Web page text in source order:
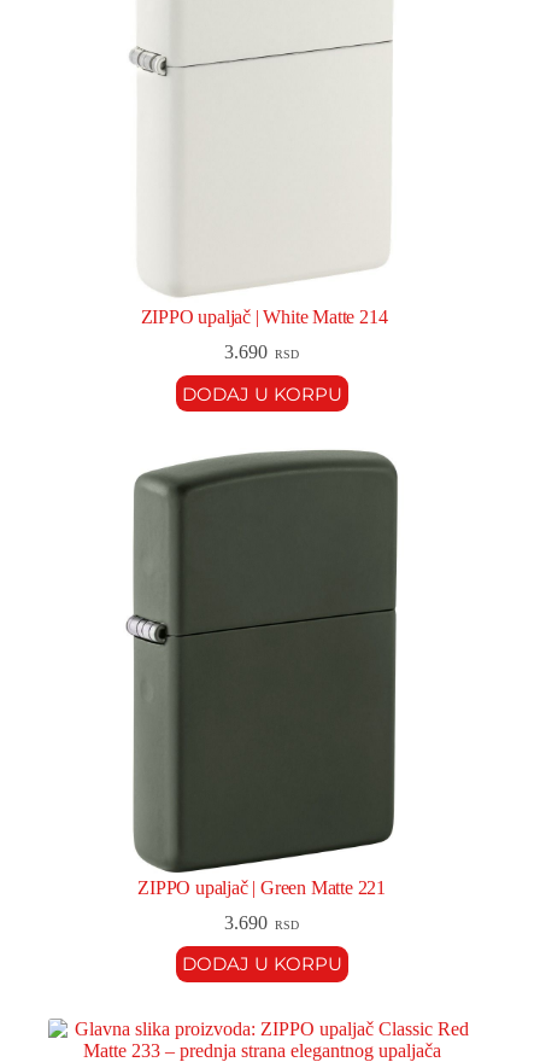
ZIPPO upaljač | White Matte 214
3.690 RSD
DODAJ U KORPU
ZIPPO upaljač | Green Matte 221
3.690 RSD
DODAJ U KORPU